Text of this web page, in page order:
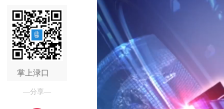
掌上渌口
—分享—